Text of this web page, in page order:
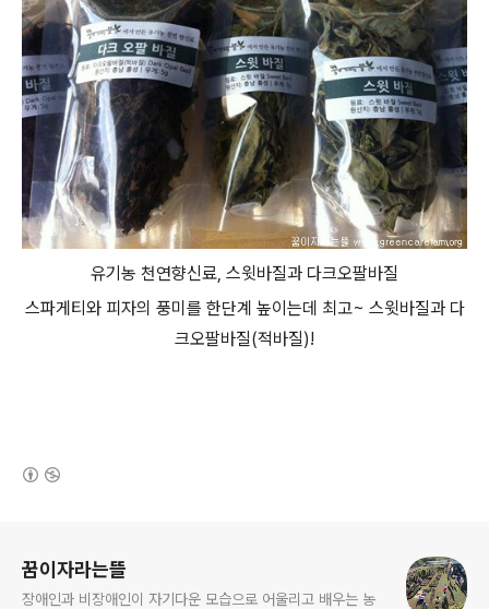
유기농 천연향신료, 스윗바질과 다크오팔바질
스파게티와 피자의 풍미를 한단계 높이는데 최고~ 스윗바질과 다
크오팔바질(적바질)!
꿈이자라는뜰
장애인과 비장애인이 자기다운 모습으로 어울리고 배우는 농